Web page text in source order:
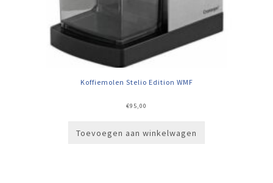
Koffiemolen Stelio Edition WMF
€95,00
Toevoegen aan winkelwagen